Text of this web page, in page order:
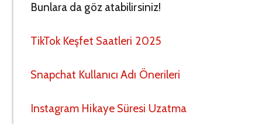
Bunlara da göz atabilirsiniz!
TikTok Keşfet Saatleri 2025
Snapchat Kullanıcı Adı Önerileri
Instagram Hikaye Süresi Uzatma